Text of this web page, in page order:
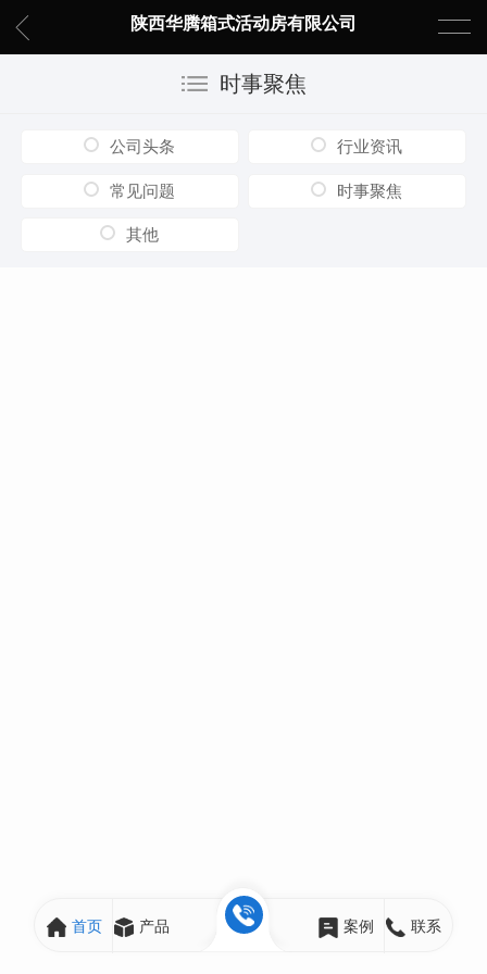
陕西华腾箱式活动房有限公司
时事聚焦
公司头条 行业资讯
常见问题 时事聚焦
其他
首页 产品 案例 联系